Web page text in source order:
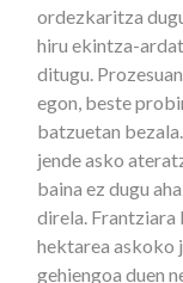
ordezkaritza
hiru ekintza-
ditugu.
egon, beste
batzuetan
jende asko
baina ez dugu
direla. Frantziara
hektarea askoko
gehiengoa duen